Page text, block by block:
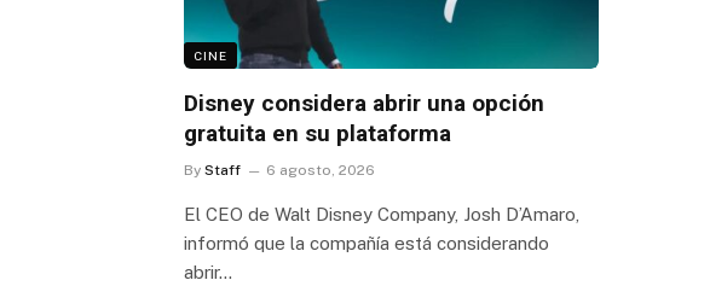
CINE
Disney considera abrir una opción
gratuita en su plataforma
By Staff 6 agosto, 2026
El CEO de Walt Disney Company, Josh D’Amaro,
informó que la compañía está considerando
abrir…